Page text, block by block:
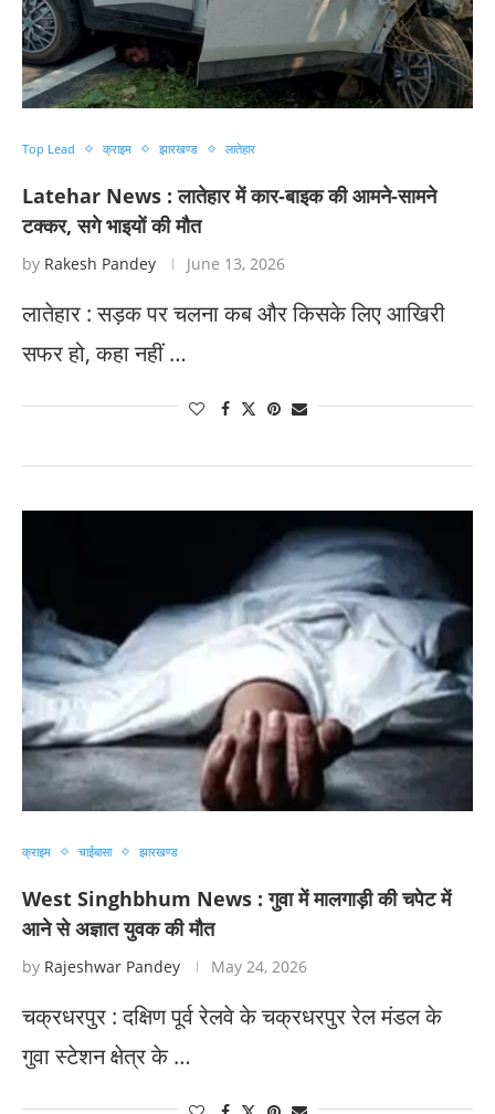
Top Lead क्राइम झारखण्ड लातेहार
Latehar News : लातेहार में कार-बाइक की आमने-सामने
टक्कर, सगे भाइयों की मौत
by Rakesh Pandey June 13, 2026
लातेहार : सड़क पर चलना कब और किसके लिए आखिरी
सफर हो, कहा नहीं …
क्राइम चाईबासा झारखण्ड
West Singhbhum News : गुवा में मालगाड़ी की चपेट में
आने से अज्ञात युवक की मौत
by Rajeshwar Pandey May 24, 2026
चक्रधरपुर : दक्षिण पूर्व रेलवे के चक्रधरपुर रेल मंडल के
गुवा स्टेशन क्षेत्र के …